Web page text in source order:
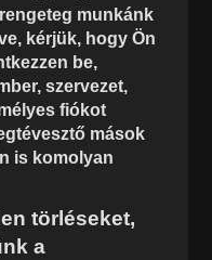
munkánk
kérjük, hogy Ön
be,
szervezet,
fiókot
mások
is komolyan
törléseket,
a